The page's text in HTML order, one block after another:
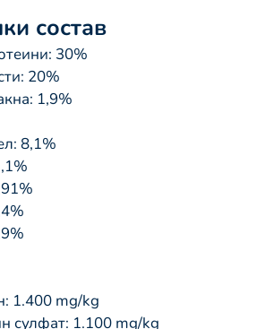
состав
30%
20%
1,9%
8,1%
1.400 mg/kg
сулфат: 1.100 mg/kg